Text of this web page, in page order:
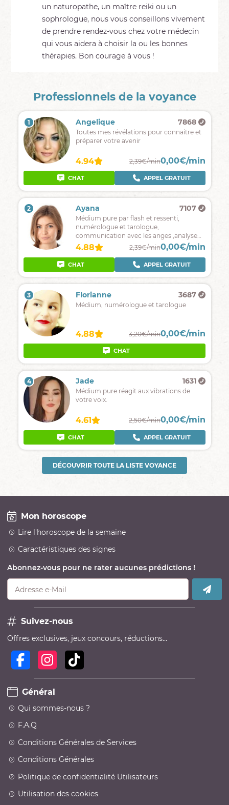
un naturopathe, un maître reiki ou un
sophrologue, nous vous conseillons vivement
de prendre rendez-vous chez votre médecin
qui vous aidera à choisir la ou les bonnes
thérapies. Bon courage à vous !
Professionnels de la voyance
1 Angelique 7868
Toutes mes révélations pour connaitre et
préparer votre avenir
4.94 2,39€/min0,00€/min
CHAT APPEL GRATUIT
2 Ayana 7107
Médium pure par flash et ressenti,
numérologue et tarologue,
communication avec les anges ,analyse
de rêves je suis là pour répondre à toutes
vos question et vous guider vers le bon
chemin.
4.88 2,39€/min0,00€/min
CHAT APPEL GRATUIT
3 Florianne 3687
Médium, numérologue et tarologue
4.88 3,20€/min0,00€/min
CHAT
4 Jade 1631
Médium pure réagit aux vibrations de
votre voix.
4.61 2,50€/min0,00€/min
CHAT APPEL GRATUIT
DÉCOUVRIR TOUTE LA LISTE VOYANCE
Mon horoscope
Lire l'horoscope de la semaine
Caractéristiques des signes
Abonnez-vous pour ne rater aucunes prédictions !
Adresse e-Mail
Suivez-nous
Offres exclusives, jeux concours, réductions…
Général
Qui sommes-nous ?
F.A.Q
Conditions Générales de Services
Conditions Générales
Politique de confidentialité Utilisateurs
Utilisation des cookies